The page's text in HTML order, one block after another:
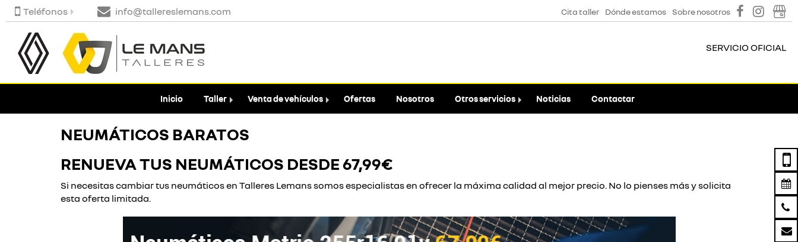
Teléfonos info@tallereslemans.com Cita taller Dónde estamos Sobre nosotros
SERVICIO OFICIAL
Inicio Taller Venta de vehículos Ofertas Nosotros Otros servicios Noticias Contactar
NEUMÁTICOS BARATOS
RENUEVA TUS NEUMÁTICOS DESDE 67,99€
Si necesitas cambiar tus neumáticos en Talleres Lemans somos especialistas en ofrecer la máxima calidad al mejor precio. No lo pienses más y solicita
esta oferta limitada.